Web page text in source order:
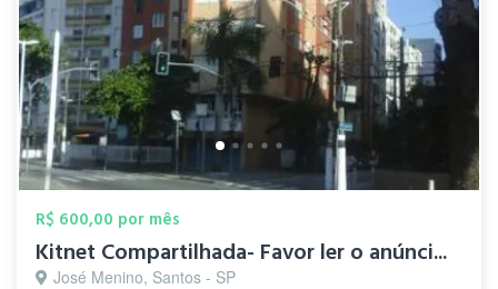
R$ 600,00 por mês
Kitnet Compartilhada- Favor ler o anúnci...
José Menino, Santos - SP